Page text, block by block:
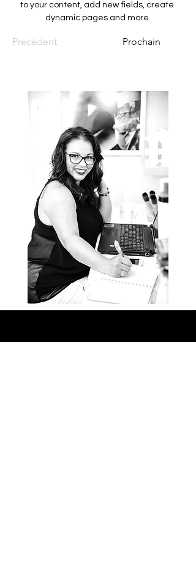
to your content, add new fields, create
dynamic pages and more.
Précédent Prochain